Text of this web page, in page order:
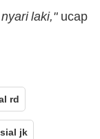
laki,"ucap
rd
jk